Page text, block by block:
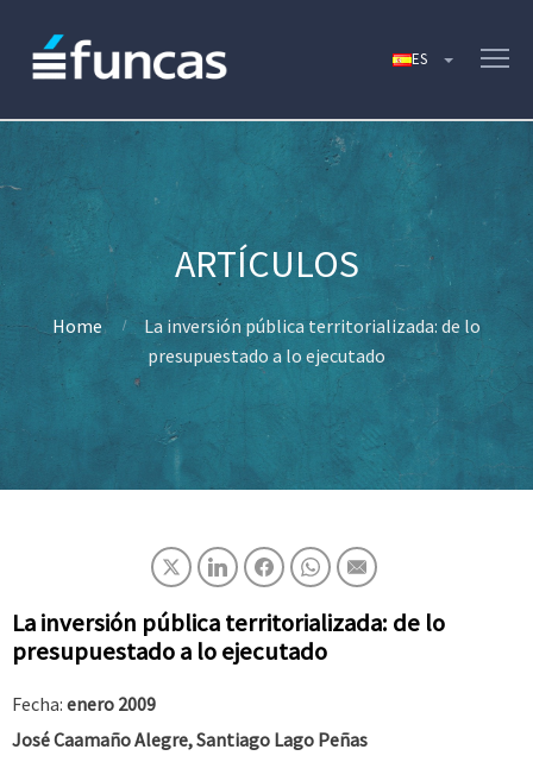
Home
La inversión pública territorializada: de lo
presupuestado a lo ejecutado
La inversión pública territorializada: de lo
presupuestado a lo ejecutado
Fecha: enero 2009
José Caamaño Alegre, Santiago Lago Peñas